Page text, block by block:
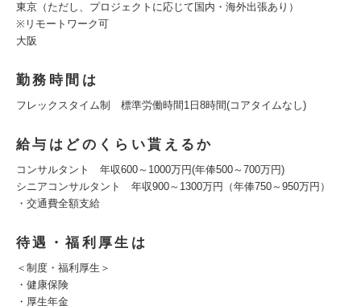
東京（ただし、プロジェクトに応じて国内・海外出張あり）
※リモートワーク可
大阪
勤務時間は
フレックスタイム制 標準労働時間1日8時間(コアタイムなし)
給与はどのくらい貰えるか
コンサルタント 年収600～1000万円(年俸500～700万円)
シニアコンサルタント 年収900～1300万円（年俸750～950万円）
・交通費全額支給
待遇・福利厚生は
＜制度・福利厚生＞
・健康保険
・厚生年金